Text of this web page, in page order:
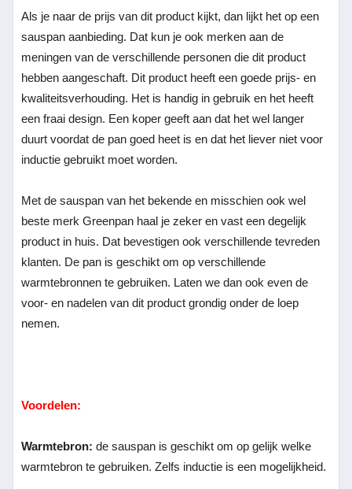
Als je naar de prijs van dit product kijkt, dan lijkt het op een
sauspan aanbieding. Dat kun je ook merken aan de
meningen van de verschillende personen die dit product
hebben aangeschaft. Dit product heeft een goede prijs- en
kwaliteitsverhouding. Het is handig in gebruik en het heeft
een fraai design. Een koper geeft aan dat het wel langer
duurt voordat de pan goed heet is en dat het liever niet voor
inductie gebruikt moet worden.
Met de sauspan van het bekende en misschien ook wel
beste merk Greenpan haal je zeker en vast een degelijk
product in huis. Dat bevestigen ook verschillende tevreden
klanten. De pan is geschikt om op verschillende
warmtebronnen te gebruiken. Laten we dan ook even de
voor- en nadelen van dit product grondig onder de loep
nemen.
Voordelen:
Warmtebron:de sauspan is geschikt om op gelijk welke
warmtebron te gebruiken. Zelfs inductie is een mogelijkheid.